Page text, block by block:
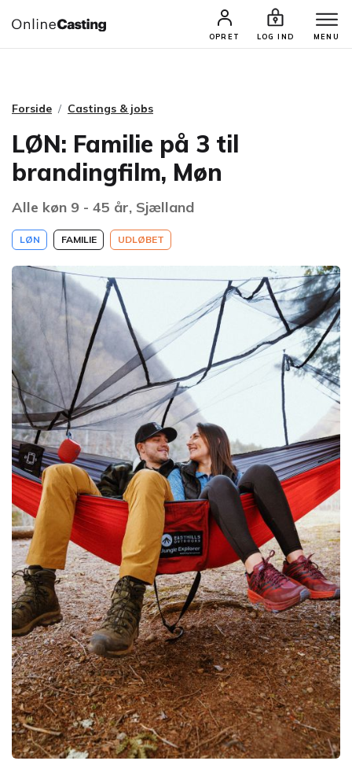
OPRET LOG IND MENU
CASTINGS & JOBS SØG PROFIL
Forside Castings & jobs
LØN: Familie på 3 til
brandingfilm, Møn
Alle køn 9 - 45 år, Sjælland
LØN FAMILIE UDLØBET